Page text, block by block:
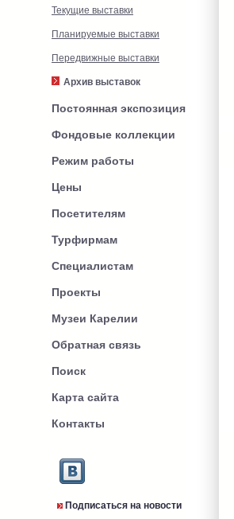
Текущие выставки
Планируемые выставки
Передвижные выставки
Архив выставок
Постоянная экспозиция
Фондовые коллекции
Режим работы
Цены
Посетителям
Турфирмам
Специалистам
Проекты
Музеи Карелии
Обратная связь
Поиск
Карта сайта
Контакты
Подписаться на новости